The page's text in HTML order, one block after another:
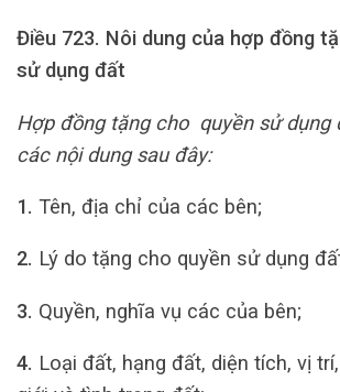
Điều 723. Nôi dung của hợp đồng
sử dụng đất
Hợp đồng tặng cho quyền sử dụng
các nội dung sau đây:
1. Tên, địa chỉ của các bên;
2. Lý do tặng cho quyền sử dụng
3. Quyền, nghĩa vụ các của bên;
4. Loại đất, hạng đất, diện tích, vị